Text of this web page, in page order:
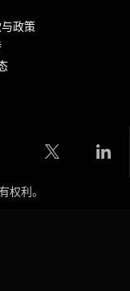
政策
利。